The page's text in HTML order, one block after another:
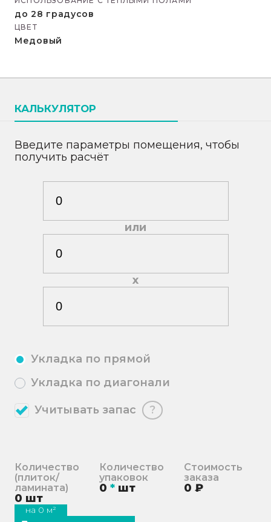
до 28 градусов
ЦВЕТ
Медовый
КАЛЬКУЛЯТОР
Введите параметры помещения, чтобы
получить расчёт
или
х
Укладка по прямой
Укладка по диагонали
Учитывать запас ?
Количество
(плиток/
ламината)
0 шт
на 0 м²
Количество
упаковок
0 * шт
Стоимость
заказа
0 ₽